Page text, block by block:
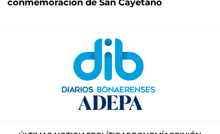
conmemoración de San Cayetano